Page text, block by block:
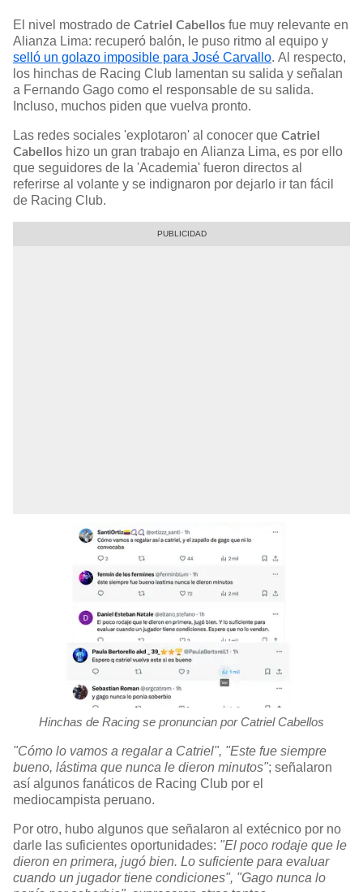
El nivel mostrado de Catriel Cabellos fue muy relevante en
Alianza Lima: recuperó balón, le puso ritmo al equipo y
selló un golazo imposible para José Carvallo. Al respecto,
los hinchas de Racing Club lamentan su salida y señalan
a Fernando Gago como el responsable de su salida.
Incluso, muchos piden que vuelva pronto.
Las redes sociales 'explotaron' al conocer que Catriel
Cabellos hizo un gran trabajo en Alianza Lima, es por ello
que seguidores de la 'Academia' fueron directos al
referirse al volante y se indignaron por dejarlo ir tan fácil
de Racing Club.
Hinchas de Racing se pronuncian por Catriel Cabellos
"Cómo lo vamos a regalar a Catriel", "Este fue siempre
bueno, lástima que nunca le dieron minutos"; señalaron
así algunos fanáticos de Racing Club por el
mediocampista peruano.
Por otro, hubo algunos que señalaron al extécnico por no
darle las suficientes oportunidades: "El poco rodaje que le
dieron en primera, jugó bien. Lo suficiente para evaluar
cuando un jugador tiene condiciones", "Gago nunca lo